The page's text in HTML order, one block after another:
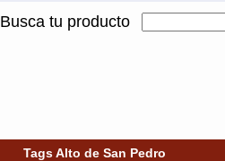
Busca tu producto
Tags Alto de San Pedro